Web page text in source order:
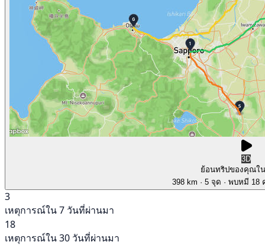
3D
ย้อนทริปของคุณใ
398 km · 5 จุด · พบหมี 18
3
เหตุการณ์ใน 7 วันที่ผ่านมา
18
เหตุการณ์ใน 30 วันที่ผ่านมา